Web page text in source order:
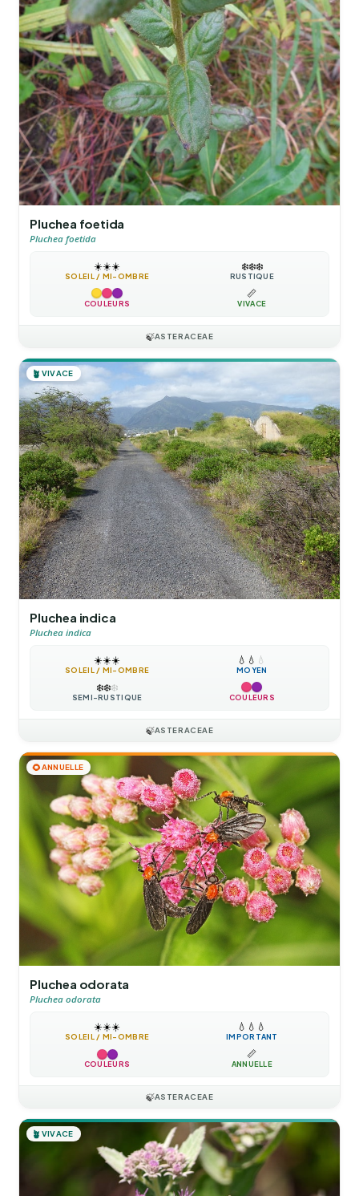
Pluchea foetida
Pluchea foetida
☀️☀️☀️
SOLEIL / MI-OMBRE
❄️❄️❄️
RUSTIQUE
COULEURS
📏
VIVACE
🍃ASTERACEAE
🪴 VIVACE
Pluchea indica
Pluchea indica
☀️☀️☀️
SOLEIL / MI-OMBRE
💧 💧 💧
MOYEN
❄️❄️❄️
SEMI-RUSTIQUE COULEURS
🍃ASTERACEAE
🌻ANNUELLE
Pluchea odorata
Pluchea odorata
☀️☀️☀️
SOLEIL / MI-OMBRE
💧 💧 💧
IMPORTANT
COULEURS
📏
ANNUELLE
🍃ASTERACEAE
🪴 VIVACE